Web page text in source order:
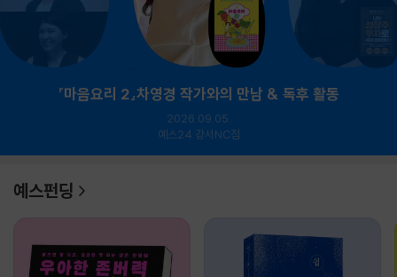
『마음요리 2』차영경 작가와의 만남 & 독후 활동
2026.09.05.
예스24 강서NC점
예스펀딩